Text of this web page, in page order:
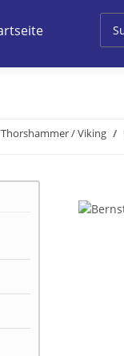
Thorshammer / Viking